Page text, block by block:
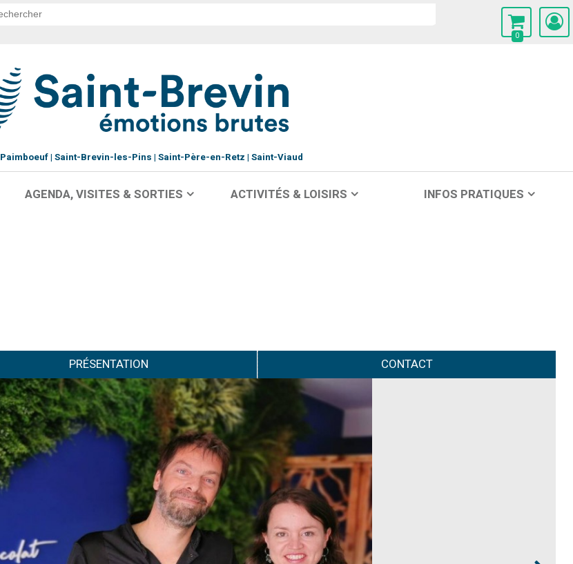
0
Paimboeuf Saint-Brevin-les-Pins Saint-Père-en-Retz Saint-Viaud
AGENDA, VISITES & SORTIES ACTIVITÉS & LOISIRS INFOS PRATIQUES
PRÉSENTATION CONTACT